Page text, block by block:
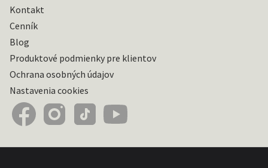
Kontakt
Cenník
Blog
Produktové podmienky pre klientov
Ochrana osobných údajov
Nastavenia cookies